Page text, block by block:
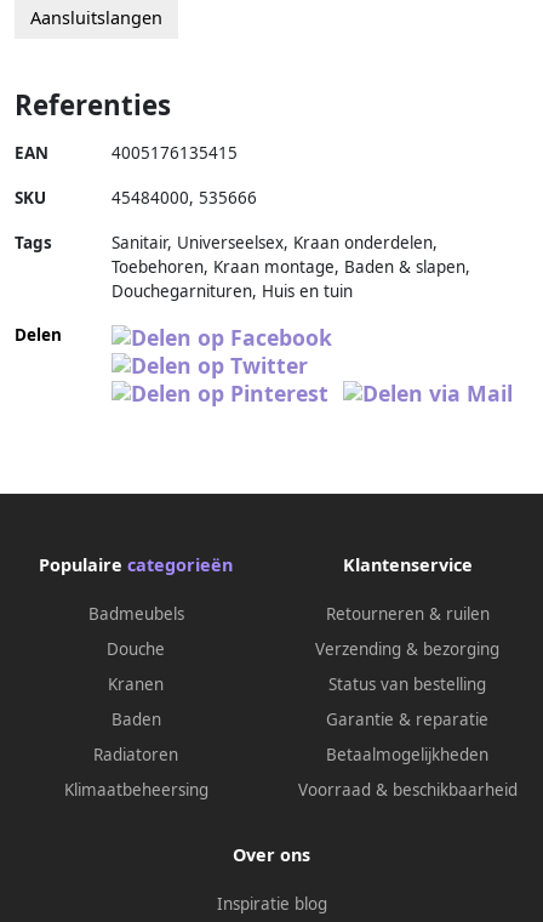
Aansluitslangen
Referenties
EAN 4005176135415
SKU 45484000, 535666
Tags
Sanitair, Universeelsex, Kraan onderdelen,
Toebehoren, Kraan montage, Baden & slapen,
Douchegarnituren, Huis en tuin
Delen
Populaire categorieën
Badmeubels
Douche
Kranen
Baden
Radiatoren
Klimaatbeheersing
Klantenservice
Retourneren & ruilen
Verzending & bezorging
Status van bestelling
Garantie & reparatie
Betaalmogelijkheden
Voorraad & beschikbaarheid
Over ons
Inspiratie blog